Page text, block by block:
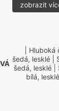
zobrazit
|
šedá, lesklé |
šedá, lesklé |
bílá, lesklé